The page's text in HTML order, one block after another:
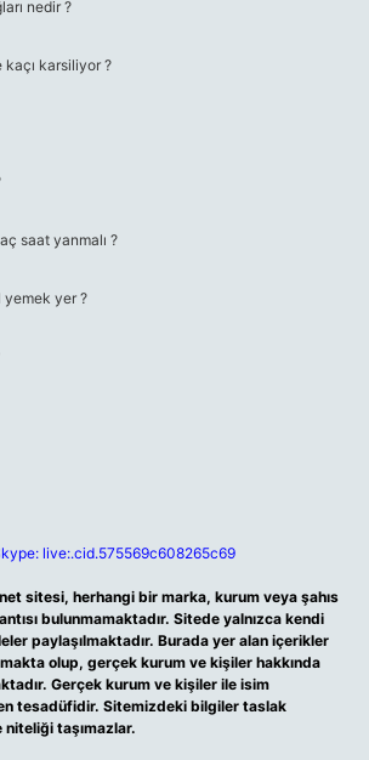
nedir ?
kaçı karsiliyor ?
saat yanmalı ?
yemek yer ?
live:.cid.575569c608265c69
sitesi, herhangi bir marka, kurum veya şahıs
bulunmamaktadır. Sitede yalnızca kendi
paylaşılmaktadır. Burada yer alan içerikler
olup, gerçek kurum ve kişiler hakkında
Gerçek kurum ve kişiler ile isim
tesadüfidir. Sitemizdeki bilgiler taslak
taşımazlar.